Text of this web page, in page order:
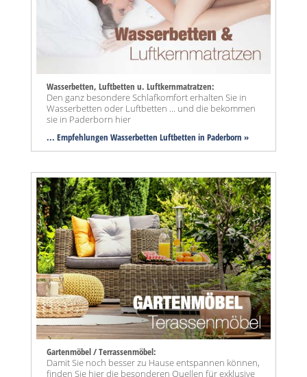
Wasserbetten, Luftbetten u. Luftkernmatratzen:
Den ganz besondere Schlafkomfort erhalten Sie in
Wasserbetten oder Luftbetten ... und die bekommen
sie in Paderborn hier
... Empfehlungen Wasserbetten Luftbetten in Paderborn »
Gartenmöbel / Terrassenmöbel:
Damit Sie noch besser zu Hause entspannen können,
finden Sie hier die besonderen Quellen für exklusive